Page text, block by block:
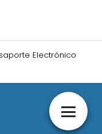
Electrónico